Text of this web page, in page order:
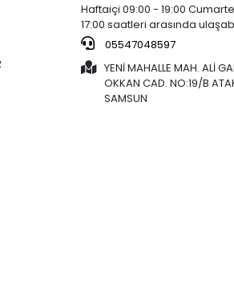
Haftaiçi 09:00 - 19:00
17:00 saatleri arasında
05547048597
YENİ MAHALLE MAH. ALİ
OKKAN CAD. NO:19/B
SAMSUN